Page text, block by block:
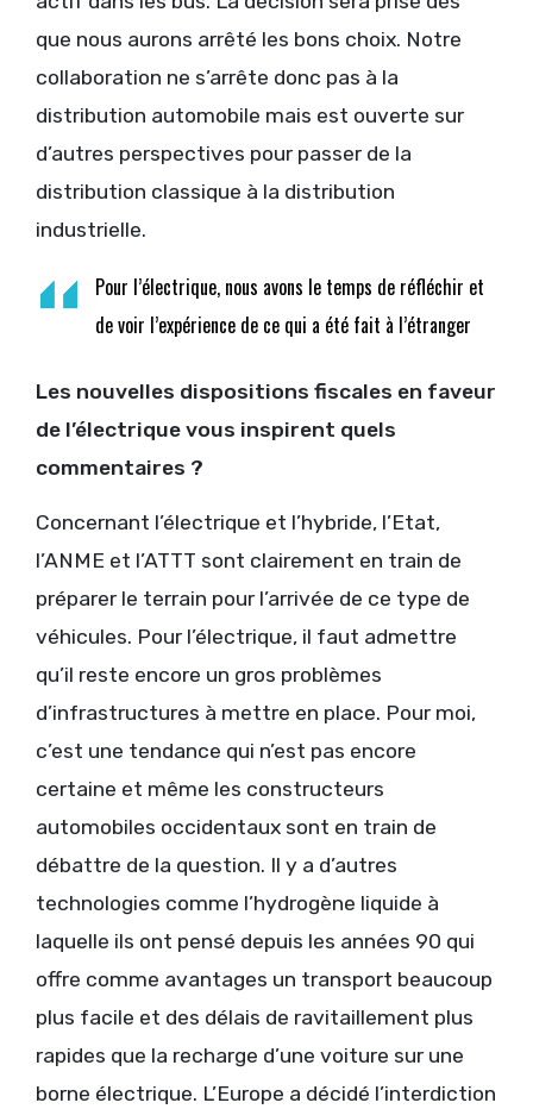
que nous aurons arrêté les bons choix. Notre
collaboration ne s’arrête donc pas à la
distribution automobile mais est ouverte sur
d’autres perspectives pour passer de la
distribution classique à la distribution
industrielle.
Pour l’électrique, nous avons le temps de réfléchir et
de voir l’expérience de ce qui a été fait à l’étranger
Les nouvelles dispositions fiscales en faveur
de l’électrique vous inspirent quels
commentaires ?
Concernant l’électrique et l’hybride, l’Etat,
l’ANME et l’ATTT sont clairement en train de
préparer le terrain pour l’arrivée de ce type de
véhicules. Pour l’électrique, il faut admettre
qu’il reste encore un gros problèmes
d’infrastructures à mettre en place. Pour moi,
c’est une tendance qui n’est pas encore
certaine et même les constructeurs
automobiles occidentaux sont en train de
débattre de la question. Il y a d’autres
technologies comme l’hydrogène liquide à
laquelle ils ont pensé depuis les années 90 qui
offre comme avantages un transport beaucoup
plus facile et des délais de ravitaillement plus
rapides que la recharge d’une voiture sur une
borne électrique. L’Europe a décidé l’interdiction